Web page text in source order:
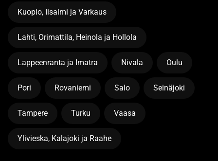
Kuopio, Iisalmi ja Varkaus
Lahti, Orimattila, Heinola ja Hollola
Lappeenranta ja Imatra Nivala Oulu
Pori Rovaniemi Salo Seinäjoki
Tampere Turku Vaasa
Ylivieska, Kalajoki ja Raahe